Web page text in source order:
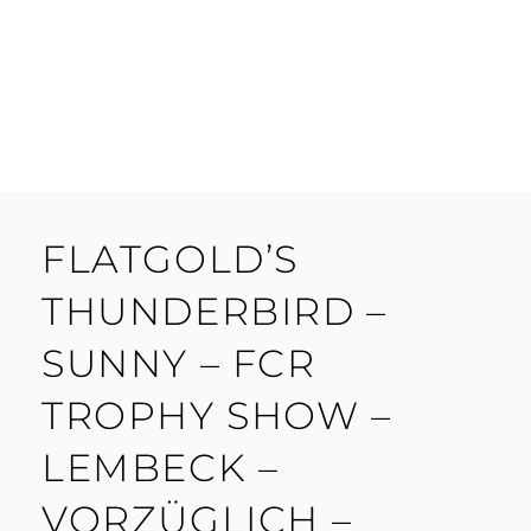
FLATGOLD’S
THUNDERBIRD –
SUNNY – FCR
TROPHY SHOW –
LEMBECK –
VORZÜGLICH –